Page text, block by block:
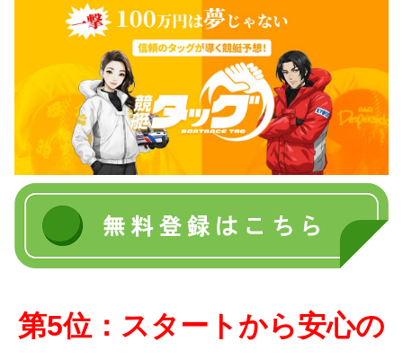
第5位：スタートから安心の